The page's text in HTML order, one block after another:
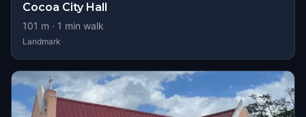
Cocoa City Hall
101 m · 1 min walk
Landmark